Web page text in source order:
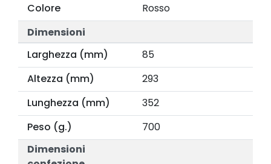
Colore
Rosso
Dimensioni
Larghezza (mm)
85
Altezza (mm)
293
Lunghezza (mm)
352
Peso (g.)
700
Dimensioni